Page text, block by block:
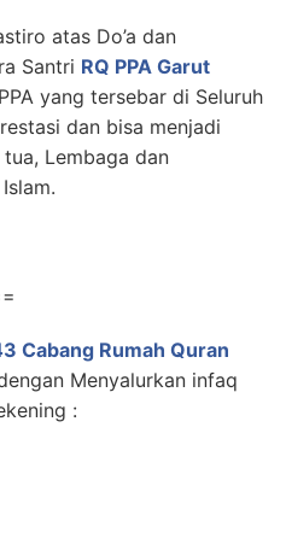
atas Do’a dan
Santri RQ PPA Garut
yang tersebar di Seluruh
dan bisa menjadi
Lembaga dan
Cabang Rumah Quran
Menyalurkan infaq
: